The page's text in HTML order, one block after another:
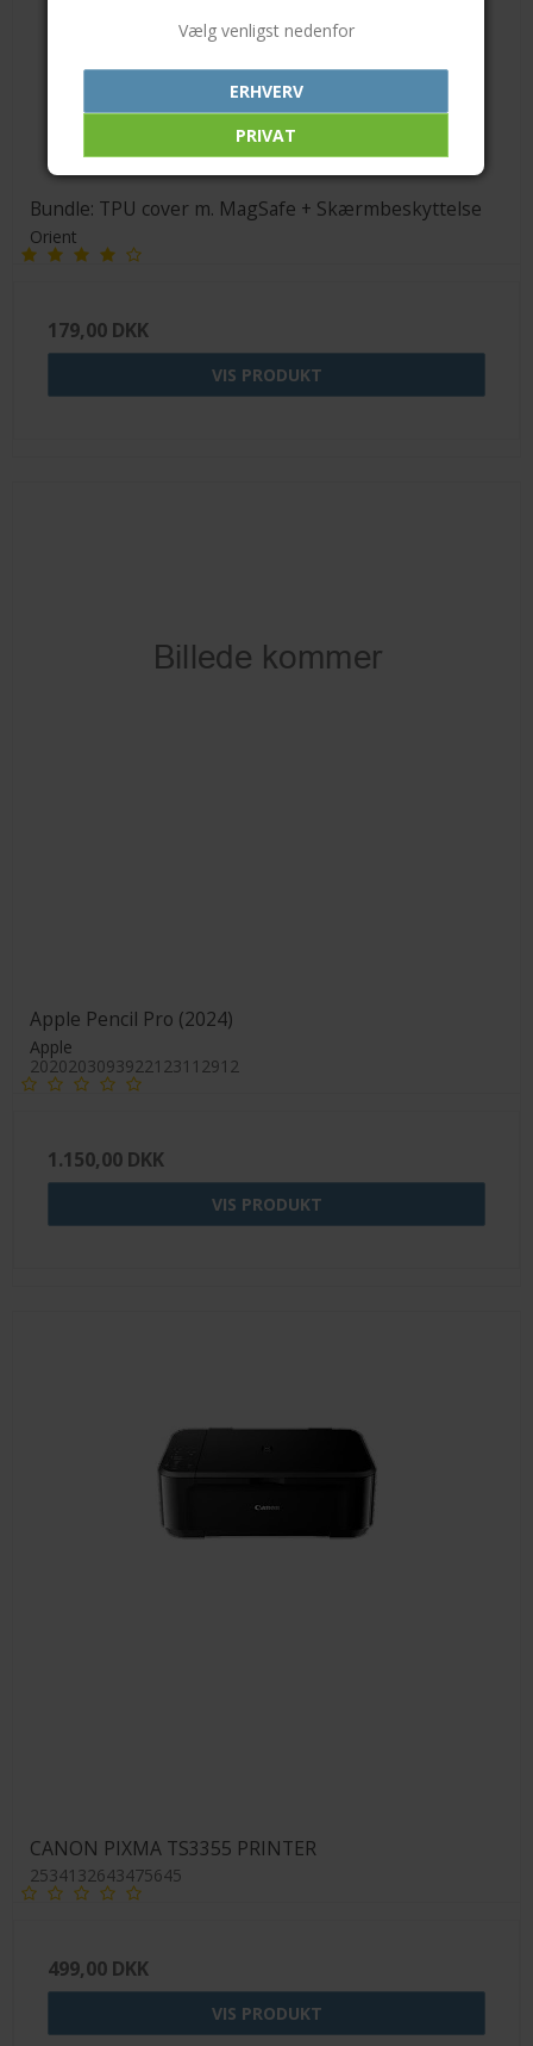
Bundle: TPU cover m. MagSafe + Skærmbeskyttelse
Orient
179,00 DKK
VIS PRODUKT
Apple Pencil Pro (2024)
Apple
2020203093922123112912
1.150,00 DKK
VIS PRODUKT
CANON PIXMA TS3355 PRINTER
2534132643475645
499,00 DKK
VIS PRODUKT
Vælg venligst nedenfor
ERHVERV
PRIVAT